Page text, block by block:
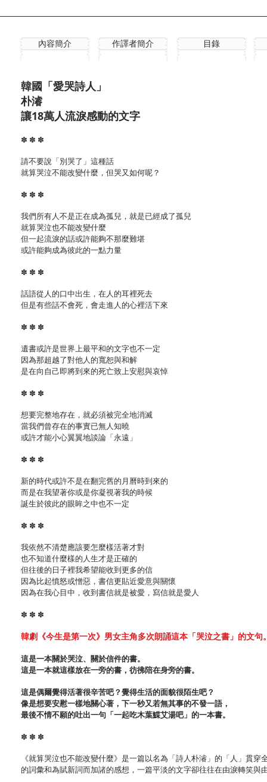
內容簡介 作譯者簡介 目錄
韓國「愛哭詩人」
朴濬
讓18萬人流淚感動的文字
✽ ✽ ✽
請不要說「別哭了」這種話
就算哭泣不能改變什麼，但哭又如何呢？
✽ ✽ ✽
我們所有人不是正在成為孤兒，就是已經成了孤兒
就算哭泣也不能改變什麼
但一起流淚的話或許能夠不那麼難堪
或許能夠成為彼此的一點力量
✽ ✽ ✽
話語從人的口中出生，在人的耳裡死去
但是有些話不會死，會走進人的心裡活下來
✽ ✽ ✽
遺書或許是世界上最平和的文字也不一定
因為那超越了對他人的寬恕與和解
是在向自己即將到來的死亡致上安慰與哀悼
✽ ✽ ✽
想要完整地存在，就必須被完全地消滅
當我們曾存在的事實已無人知曉
或許才能小心翼翼地談論「永遠」
✽ ✽ ✽
新的時代或許不是在翻完舊的月曆時到來的
而是在我望著你或是你凝視著我的時候
誕生於彼此的眼眸之中也不一定
✽ ✽ ✽
我依然不清楚應該要怎麼樣活著才對
也不知道什麼樣的人生才是正確的
但往後的日子裡我希望能收到更多的信
因為比起憤怒或憎惡，書信更貼近愛意與關懷
因為在我心目中，收到書信就是被愛，寫信就是愛人
✽ ✽ ✽
韓劇《今生是第一次》男女主角多次朗誦這本「哭泣之書」的文句
這是一本關於哭泣、關於信件的書。
這是一本就這樣放在一旁的書，彷彿陪在身旁的書。
這是偶爾覺得活著很辛苦吧？覺得生活的面貌很陌生吧？
像是想要安慰一樣地關心著，下一秒又若無其事的不發一語，
最後不情不願的吐出一句「一起吃木葉鰈艾湯吧」的一本書。
✽ ✽ ✽
《就算哭泣也不能改變什麼》是一篇以名為「詩人朴濬」的「人」貫
的詞彙和為賦新詞而加諸的感想，一篇平淡的文字卻往往在由淚轉笑與